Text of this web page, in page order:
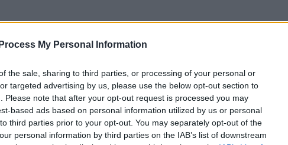
My Personal Information
the sale, sharing to third parties, or processing of your personal or
targeted advertising by us, please use the below opt-out section to
Please note that after your opt-out request is processed you may
based ads based on personal information utilized by us or personal
third parties prior to your opt-out. You may separately opt-out of the
personal information by third parties on the IAB’s list of downstream
Pinterest